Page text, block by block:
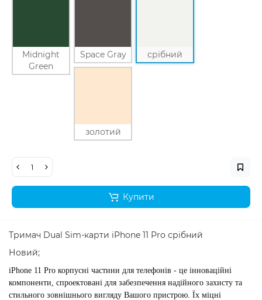
Midnight
Green
Space Gray срібний
золотий
Купити
Тримач Dual Sim-карти iPhone 11 Pro срібний
Новий;
iPhone 11 Pro корпусні частини для телефонів - це інноваційні
компоненти, спроектовані для забезпечення надійного захисту та
стильного зовнішнього вигляду Вашого пристрою. Їх міцні